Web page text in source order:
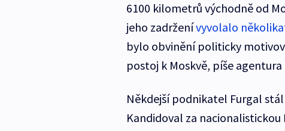
6100 kilometrů východně od
jeho zadrženívyvolalo
bylo obvinění politicky
postoj k Moskvě, píše agentura
Někdejší podnikatel Furgal
Kandidoval za